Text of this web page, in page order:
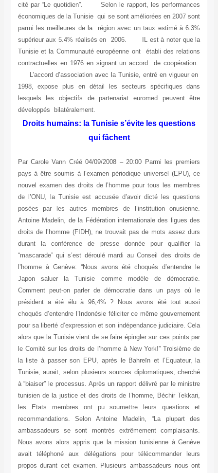
cité par “Le quotidien”. Selon le rapport, les performances
économiques de la Tunisie qui se sont améliorées en 2007 sont
parmi les meilleures de la région avec un taux estimé à 6.3%
supérieur aux 5.4% réalisés en 2006. IL est à noter que la
Tunisie et la Communauté européenne ont établi des relations
contractuelles en 1976 en signant un accord de coopération.
L’accord d’association avec la Tunisie, entré en vigueur en
1998, expose plus en détail les secteurs spécifiques dans
lesquels les objectifs de partenariat euromed peuvent être
développés bilatéralement.
Droits humains: la Tunisie s’évite les questions
qui fâchent
Par Carole Vann Créé 04/09/2008 – 20:00 Parmi les premiers
pays à être soumis à l’examen périodique universel (EPU), ce
nouvel examen des droits de l’homme pour tous les membres
de l’ONU, la Tunisie est accusée d’avoir dicté les questions
posées par les autres membres de l’institution onusienne.
Antoine Madelin, de la Fédération internationale des ligues des
droits de l’homme (FIDH), ne trouvait pas de mots assez durs
durant la conférence de presse donnée pour qualifier la
“mascarade” qui s’est déroulé mardi au Conseil des droits de
l’homme à Genève: “Nous avons été choqués d’entendre le
Japon saluer la Tunisie comme modèle de démocratie.
Comment peut-on parler de démocratie dans un pays où le
président a été élu à 96,4% ? Nous avons été tout aussi
choqués d’entendre l’Indonésie féliciter ce même gouvernement
pour sa liberté d’expression et son indépendance judiciaire. Cela
alors que la Tunisie vient de se faire épingler sur ces points par
le Comité sur les droits de l’homme à New York!” Troisième de
la liste à passer son EPU, après le Bahreïn et l’Equateur, la
Tunisie, aurait, selon plusieurs sources diplomatiques, cherché
à “biaiser” le processus. Après un rapport délivré par le ministre
tunisien de la justice et des droits de l’homme, Béchir Tekkari,
les Etats membres ont pu soumettre leurs questions et
recommandations. Selon Antoine Madelin, “La plupart des
ambassadeurs se sont montrés extrêmement complaisants.
Nous avons alors appris que la mission tunisienne à Genève
avait téléphoné aux délégations pour télécommander leurs
propos durant cet examen. Plusieurs ambassadeurs nous ont